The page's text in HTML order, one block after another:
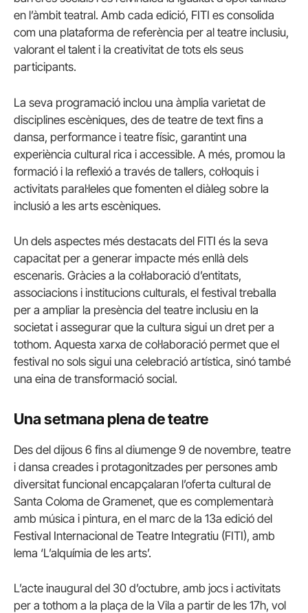
en l’àmbit teatral. Amb cada edició, FITI es consolida
com una plataforma de referència per al teatre inclusiu,
valorant el talent i la creativitat de tots els seus
participants.
La seva programació inclou una àmplia varietat de
disciplines escèniques, des de teatre de text fins a
dansa, performance i teatre físic, garantint una
experiència cultural rica i accessible. A més, promou la
formació i la reflexió a través de tallers, col·loquis i
activitats paral·leles que fomenten el diàleg sobre la
inclusió a les arts escèniques.
Un dels aspectes més destacats del FITI és la seva
capacitat per a generar impacte més enllà dels
escenaris. Gràcies a la col·laboració d’entitats,
associacions i institucions culturals, el festival treballa
per a ampliar la presència del teatre inclusiu en la
societat i assegurar que la cultura sigui un dret per a
tothom. Aquesta xarxa de col·laboració permet que el
festival no sols sigui una celebració artística, sinó també
una eina de transformació social.
Una setmana plena de teatre
Des del dijous 6 fins al diumenge 9 de novembre, teatre
i dansa creades i protagonitzades per persones amb
diversitat funcional encapçalaran l’oferta cultural de
Santa Coloma de Gramenet, que es complementarà
amb música i pintura, en el marc de la 13a edició del
Festival Internacional de Teatre Integratiu (FITI), amb
lema ‘L’alquímia de les arts’.
L’acte inaugural del 30 d’octubre, amb jocs i activitats
per a tothom a la plaça de la Vila a partir de les 17h, vol